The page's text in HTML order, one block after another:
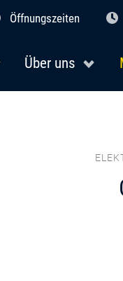
Öffnungszeiten
Über uns